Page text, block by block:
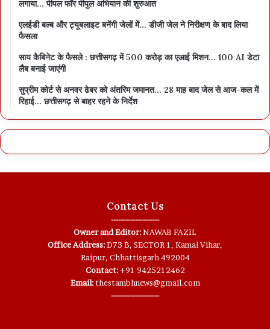
लगाया… पीपल फॉर पीपुल अभियान की शुरुआत
एलईडी बल्ब और ट्यूबलाइट बनेंगी जेलों में… डीजी जेल ने निरीक्षण के बाद लिया
फैसला
साय कैबिनेट के फैसले : छत्तीसगढ़ में 500 करोड़ का एआई मिशन… 100 AI डेटा
लैब बनाई जाएंगी
सुप्रीम कोर्ट से अनवर ढेबर को अंतरिम जमानत… 28 माह बाद जेल से आज-कल में
रिहाई… छत्तीसगढ़ से बाहर रहने के निर्देश
Contact Us
--------------------
Owner and Editor:NAWAB FAZIL
Office Address:D73 B, SECTOR 1, Kamal Vihar,
Raipur, Chhattisgarh 492004
Contact:+91 9425212462
Email:thestambhnews@gmail.com
--------------------